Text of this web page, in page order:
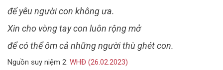
để yêu người con không ưa.
Xin cho vòng tay con luôn rộng mở
để có thể ôm cả những người thù ghét con.
Nguồn suy niệm 2: WHĐ (26.02.2023)